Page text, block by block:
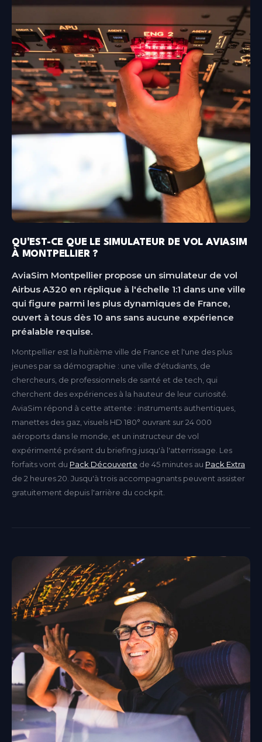
QU'EST-CE QUE LE SIMULATEUR DE VOL AVIASIM
À MONTPELLIER ?
AviaSim Montpellier propose un simulateur de vol
Airbus A320 en réplique à l'échelle 1:1 dans une ville
qui figure parmi les plus dynamiques de France,
ouvert à tous dès 10 ans sans aucune expérience
préalable requise.
Montpellier est la huitième ville de France et l'une des plus
jeunes par sa démographie : une ville d'étudiants, de
chercheurs, de professionnels de santé et de tech, qui
cherchent des expériences à la hauteur de leur curiosité.
AviaSim répond à cette attente : instruments authentiques,
manettes des gaz, visuels HD 180° ouvrant sur 24 000
aéroports dans le monde, et un instructeur de vol
expérimenté présent du briefing jusqu'à l'atterrissage. Les
forfaits vont du Pack Découverte de 45 minutes au Pack Extra
de 2 heures 20. Jusqu'à trois accompagnants peuvent assister
gratuitement depuis l'arrière du cockpit.